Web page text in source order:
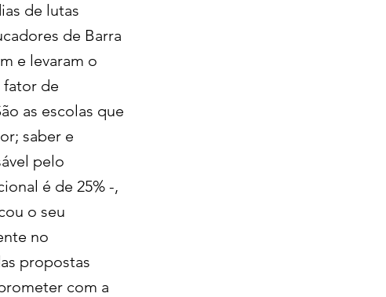
de lutas
de Barra
e levaram o
fator de
as escolas que
saber e
pelo
é de 25% -,
o seu
no
propostas
com a